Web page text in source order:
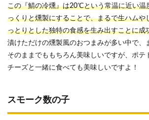
この『鯖の冷燻』は20℃という常温に近い温
っくりと燻製にすることで、まるで生ハムや
っとりとした独特の食感を生み出すことに成
漬けただけの燻製風のおつまみが多い中で、
そのままでももちろん美味しいですが、ポテ
チーズと一緒に食べても美味しいですよ！
スモーク数の子